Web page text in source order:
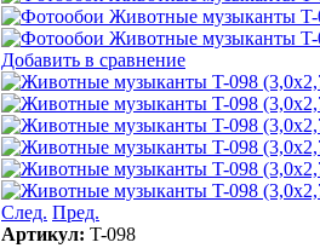
Добавить в сравнение
След. Пред.
Артикул: T-098